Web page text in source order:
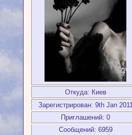
Откуда: Киев
Зарегистрирован: 9th Jan 2011
Приглашений: 0
Сообщений: 6959